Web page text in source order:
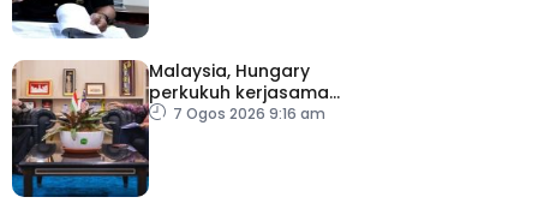
Malaysia, Hungary
perkukuh kerjasama
sektor pertanian
7 Ogos 2026 9:16 am